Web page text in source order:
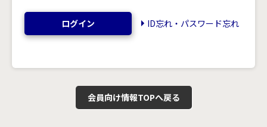
ログイン ID忘れ・パスワード忘れ
会員向け情報TOPへ戻る